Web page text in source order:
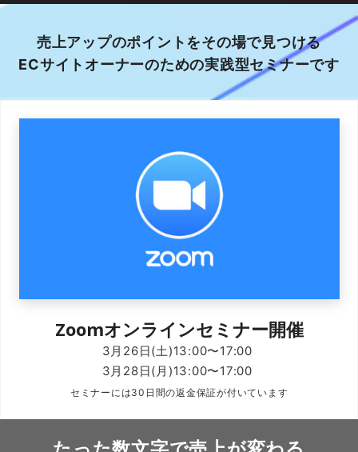
売上アップのポイントをその場で見つける
ECサイトオーナーのための実践型セミナーです
Zoomオンラインセミナー開催
3月26日(土)13:00〜17:00
3月28日(月)13:00〜17:00
セミナーには30日間の返金保証が付いています